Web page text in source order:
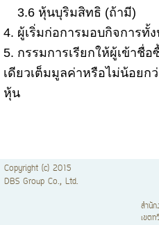
3.6 หุ้นบุริมสิทธิ (ถ้ามี)
4. ผู้เริ่มก่อการมอบกิจการทั้
5. กรรมการเรียกให้ผู้เข้าชื่
เดียวเต็มมูลค่าหรือไม่น้อยก
หุ้น
Copyright (c) 2015
DBS Group Co., Ltd.
สำนั
เขต